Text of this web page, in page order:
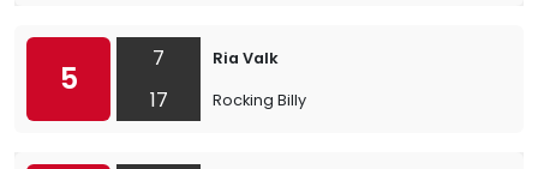
5
7
17
Ria Valk
Rocking Billy